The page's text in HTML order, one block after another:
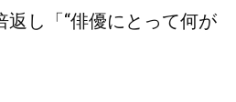
返し「“俳優にとって何が